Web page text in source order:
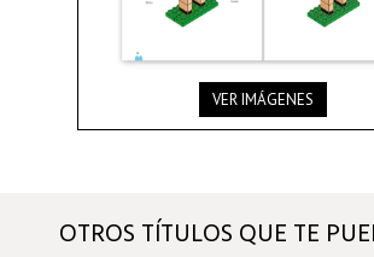
VER IMÁGENES
OTROS TÍTULOS QUE TE